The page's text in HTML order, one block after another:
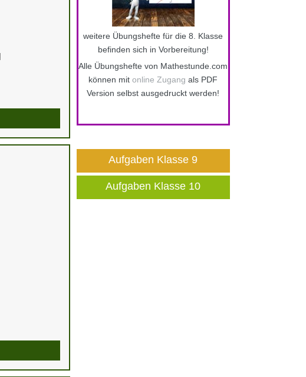
weitere Übungshefte für die 8. Klasse
befinden sich in Vorbereitung!
Alle Übungshefte von Mathestunde.com
können mit online Zugang als PDF
Version selbst ausgedruckt werden!
Aufgaben Klasse 9
Aufgaben Klasse 10